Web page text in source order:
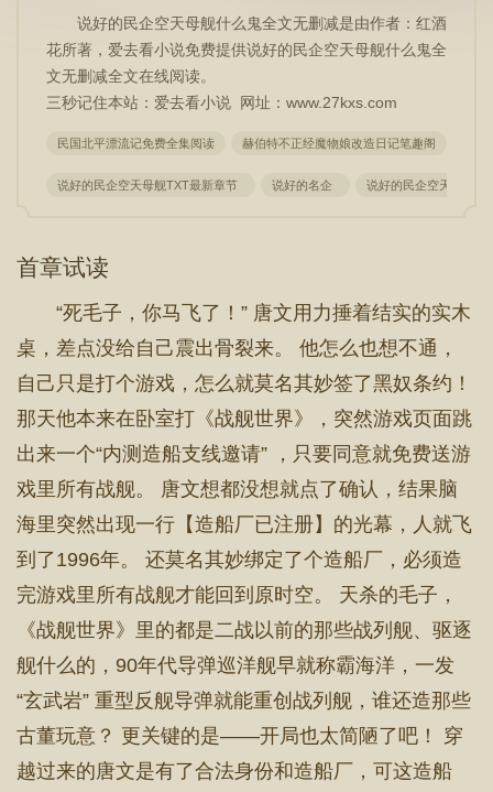
说好的民企空天母舰什么鬼全文无删减是由作者：红酒
花所著，爱去看小说免费提供说好的民企空天母舰什么鬼全
文无删减全文在线阅读。
三秒记住本站：爱去看小说 网址：www.27kxs.com
民国北平漂流记免费全集阅读 赫伯特不正经魔物娘改造日记笔趣阁
说好的民企空天母舰TXT最新章节 说好的名企 说好的民企空天母舰
首章试读
“死毛子，你马飞了！” 唐文用力捶着结实的实木
桌，差点没给自己震出骨裂来。 他怎么也想不通，
自己只是打个游戏，怎么就莫名其妙签了黑奴条约！
那天他本来在卧室打《战舰世界》，突然游戏页面跳
出来一个“内测造船支线邀请” ，只要同意就免费送游
戏里所有战舰。 唐文想都没想就点了确认，结果脑
海里突然出现一行【造船厂已注册】的光幕，人就飞
到了1996年。 还莫名其妙绑定了个造船厂，必须造
完游戏里所有战舰才能回到原时空。 天杀的毛子，
《战舰世界》里的都是二战以前的那些战列舰、驱逐
舰什么的，90年代导弹巡洋舰早就称霸海洋，一发
“玄武岩” 重型反舰导弹就能重创战列舰，谁还造那些
古董玩意？ 更关键的是——开局也太简陋了吧！ 穿
越过来的唐文是有了合法身份和造船厂，可这造船